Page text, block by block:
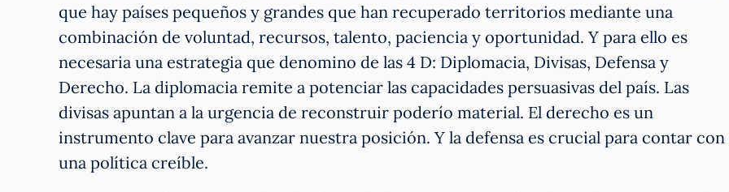
que hay países pequeños y grandes que han recuperado territorios mediante una
combinación de voluntad, recursos, talento, paciencia y oportunidad. Y para ello es
necesaria una estrategia que denomino de las 4 D: Diplomacia, Divisas, Defensa y
Derecho. La diplomacia remite a potenciar las capacidades persuasivas del país. Las
divisas apuntan a la urgencia de reconstruir poderío material. El derecho es un
instrumento clave para avanzar nuestra posición. Y la defensa es crucial para contar con
una política creíble.